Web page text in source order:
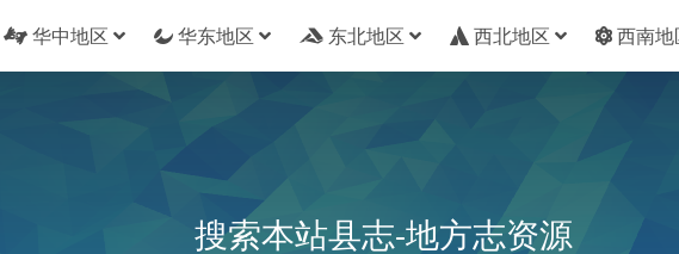
华中地区 华东地区 东北地区 西北地区 西南地
搜索本站县志-地方志资源